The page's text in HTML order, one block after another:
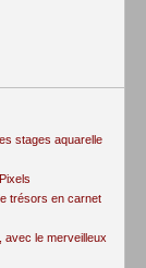
stages aquarelle
trésors en carnet
avec le merveilleux